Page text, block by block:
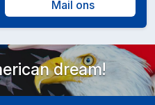
Mail ons
dream!